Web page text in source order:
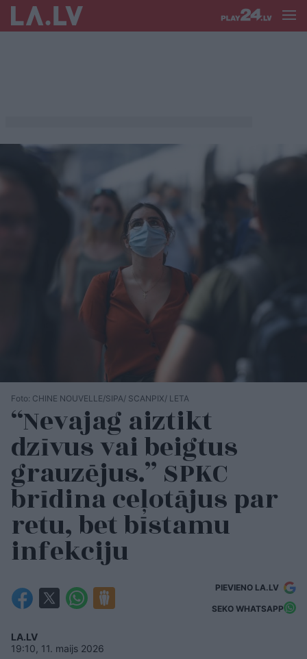
Foto: CHINE NOUVELLE/SIPA/ SCANPIX/ LETA
“Nevajag aiztikt
dzīvus vai beigtus
grauzējus.” SPKC
brīdina ceļotājus par
retu, bet bīstamu
infekciju
PIEVIENO LA.LV
SEKO WHATSAPP
LA.LV
19:10, 11. maijs 2026